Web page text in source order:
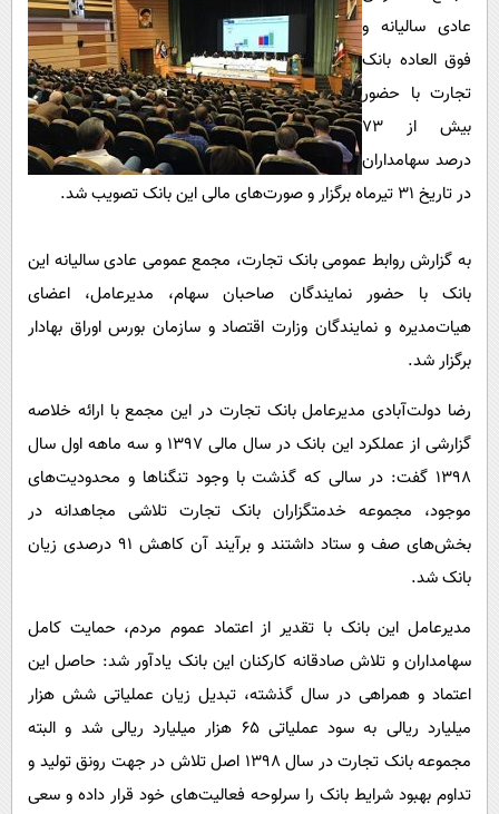
فناوری
گوناگون
حوادث
محیط زیست
فرهنگی
بین الملل
سیاست خارجی
روانشناسی
آشپزی
دانلود
عادی سالیانه و
فوق العاده بانک
تجارت با حضور
بیش از 73
درصد سهامداران
در تاریخ ٣١ تیرماه برگزار و صورت‌های مالی این بانک تصویب شد.
به گزارش روابط عمومی بانک تجارت، مجمع عمومی عادی سالیانه این
بانک با حضور نمایندگان صاحبان سهام، مدیرعامل، اعضای
هیات‌مدیره و نمایندگان وزارت اقتصاد و سازمان بورس اوراق بهادار
برگزار شد.
رضا دولت‌آبادی مدیرعامل بانک تجارت در این مجمع با ارائه خلاصه
گزارشی از عملکرد این بانک در سال مالی 1397 و سه ماهه اول سال
1398 گفت: در سالی که گذشت با وجود تنگناها و محدودیت‌های
موجود، مجموعه خدمتگزاران بانک تجارت تلاشی مجاهدانه در
بخش‌های صف و ستاد داشتند و برآیند آن کاهش 91 درصدی زیان
بانک شد.
مدیرعامل این بانک با تقدیر از اعتماد عموم مردم، حمایت کامل
سهامداران و تلاش صادقانه کارکنان این بانک یادآور شد: حاصل این
اعتماد و همراهی در سال گذشته، تبدیل زیان عملیاتی شش هزار
میلیارد ریالی به سود عملیاتی 65 هزار میلیارد ریالی شد و البته
مجموعه بانک تجارت در سال 1398 اصل تلاش در جهت رونق تولید و
تداوم بهبود شرایط بانک را سرلوحه فعالیت‌های خود قرار داده و سعی